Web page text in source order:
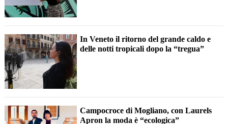
In Veneto il ritorno del grande caldo e
delle notti tropicali dopo la “tregua”
Campocroce di Mogliano, con Laurels
Apron la moda è “ecologica”